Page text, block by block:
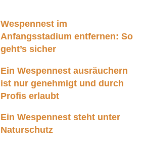
Wespennest im
Anfangsstadium entfernen: So
geht’s sicher
Ein Wespennest ausräuchern
ist nur genehmigt und durch
Profis erlaubt
Ein Wespennest steht unter
Naturschutz